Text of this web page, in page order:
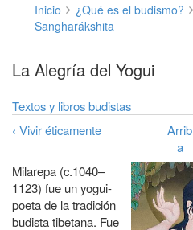
Sobrescribir
enlaces
de
ayuda
a
la
navegación
Inicio ¿Qué es el budismo?
Sangharákshita
La Alegría del Yogui
Textos y libros budistas
Enlaces
transversales
de
Book
‹ Vivir éticamente
Arrib
a
Milarepa (c.1040–
1123) fue un yogui-
poeta de la tradición
budista tibetana. Fue